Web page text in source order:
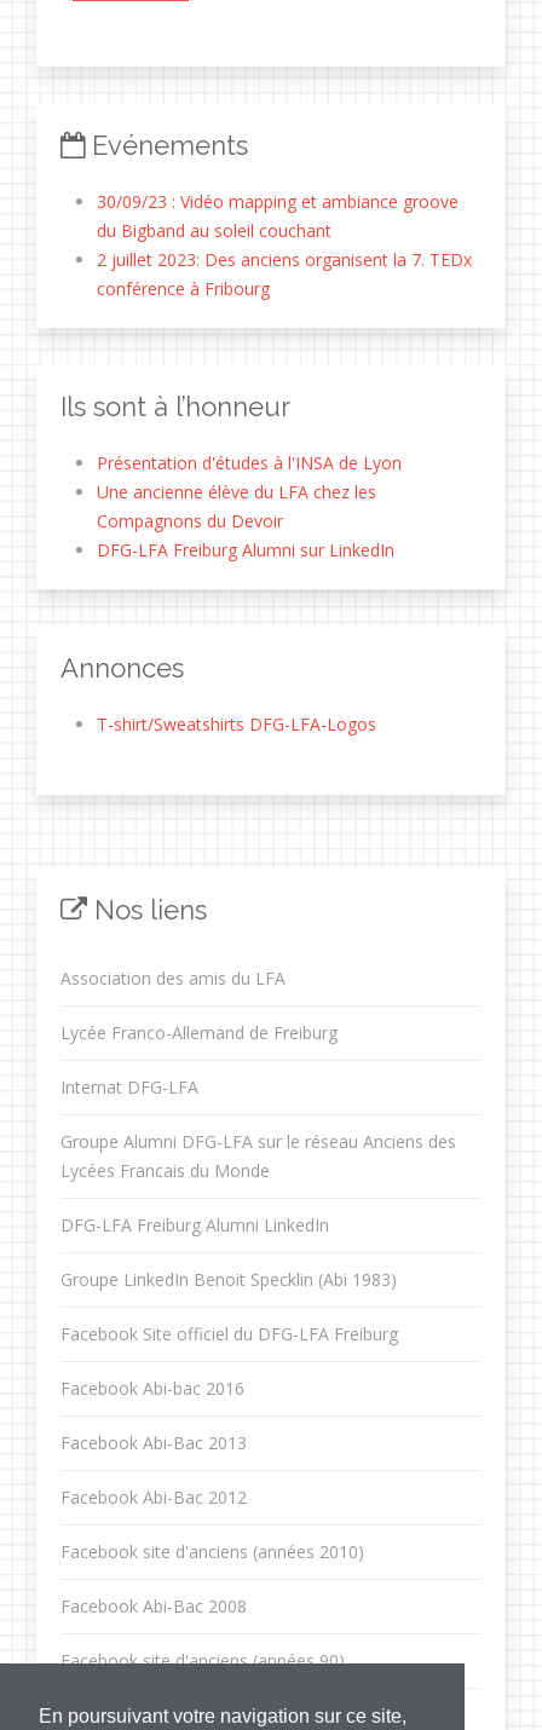
En poursuivant votre navigation sur ce site,
Evénements
30/09/23 : Vidéo mapping et ambiance groove
du Bigband au soleil couchant
2 juillet 2023: Des anciens organisent la 7. TEDx
conférence à Fribourg
Ils sont à l’honneur
Présentation d'études à l'INSA de Lyon
Une ancienne élève du LFA chez les
Compagnons du Devoir
DFG-LFA Freiburg Alumni sur LinkedIn
Annonces
T-shirt/Sweatshirts DFG-LFA-Logos
Nos liens
Association des amis du LFA
Lycée Franco-Allemand de Freiburg
Internat DFG-LFA
Groupe Alumni DFG-LFA sur le réseau Anciens des
Lycées Francais du Monde
DFG-LFA Freiburg Alumni LinkedIn
Groupe LinkedIn Benoit Specklin (Abi 1983)
Facebook Site officiel du DFG-LFA Freiburg
Facebook Abi-bac 2016
Facebook Abi-Bac 2013
Facebook Abi-Bac 2012
Facebook site d'anciens (années 2010)
Facebook Abi-Bac 2008
Facebook site d'anciens (années 90)
Facebook Abi-Bac 1992